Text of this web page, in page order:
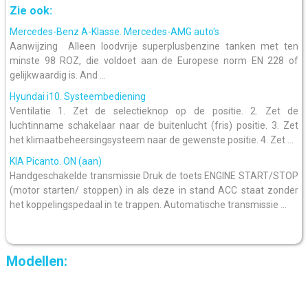
Zie ook:
Mercedes-Benz A-Klasse. Mercedes-AMG auto's
Aanwijzing Alleen loodvrije superplusbenzine tanken met ten
minste 98 ROZ, die voldoet aan de Europese norm EN 228 of
gelijkwaardig is. And ...
Hyundai i10. Systeembediening
Ventilatie 1. Zet de selectieknop op de positie. 2. Zet de
luchtinname schakelaar naar de buitenlucht (fris) positie. 3. Zet
het klimaatbeheersingsysteem naar de gewenste positie. 4. Zet ...
KIA Picanto. ON (aan)
Handgeschakelde transmissie Druk de toets ENGINE START/STOP
(motor starten/ stoppen) in als deze in stand ACC staat zonder
het koppelingspedaal in te trappen. Automatische transmissie ...
Modellen: